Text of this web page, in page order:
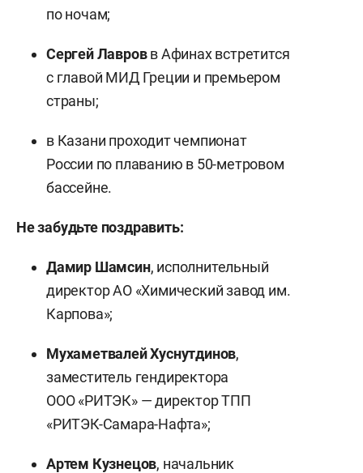
по ночам;
Сергей Лавровв Афинах встретится
с главой МИД Греции и премьером
страны;
в Казани проходит чемпионат
России по плаванию в 50-метровом
бассейне.
Не забудьте поздравить:
Дамир Шамсин, исполнительный
директор АО «Химический завод им.
Карпова»;
Мухаметвалей Хуснутдинов,
заместитель гендиректора
ООО «РИТЭК» — директор ТПП
«РИТЭК-Самара-Нафта»;
Артем Кузнецов, начальник